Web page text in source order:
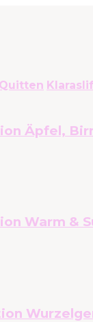
Äpfel,
Warm &